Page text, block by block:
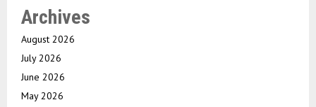
Archives
August 2026
July 2026
June 2026
May 2026